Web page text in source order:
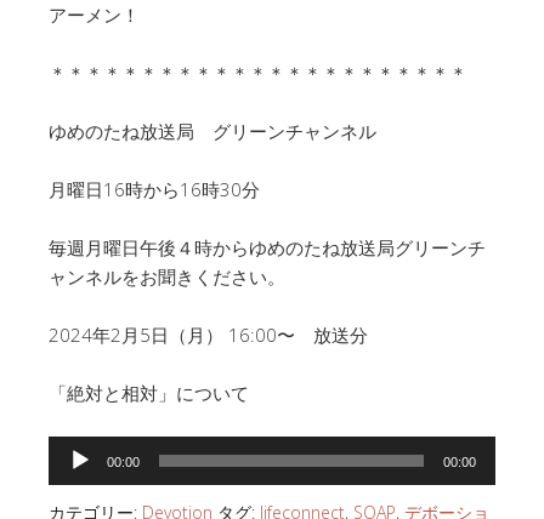
アーメン！
＊＊＊＊＊＊＊＊＊＊＊＊＊＊＊＊＊＊＊＊＊＊＊
ゆめのたね放送局 グリーンチャンネル
月曜日16時から16時30分
毎週月曜日午後４時からゆめのたね放送局グリーンチ
ャンネルをお聞きください。
2024年2月5日（月） 16:00〜 放送分
「絶対と相対」について
プ
00:00 00:00
カテゴリー: Devotion タグ: lifeconnect, SOAP, デボーショ